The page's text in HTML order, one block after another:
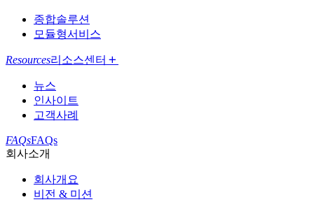
종합솔루션
모듈형서비스
Resources리소스센터
뉴스
인사이트
고객사례
FAQsFAQs
회사소개
회사개요
비전 & 미션